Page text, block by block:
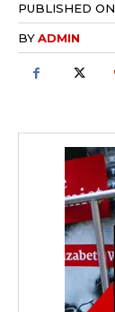
PUBLISHED ON
BYADMIN